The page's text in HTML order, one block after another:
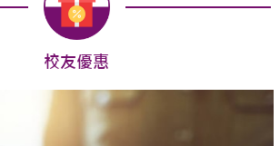
校友優惠